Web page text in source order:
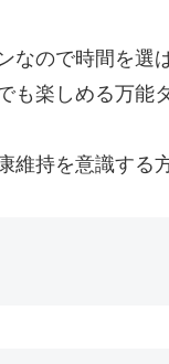
ので時間を選
楽しめる万能
持を意識する